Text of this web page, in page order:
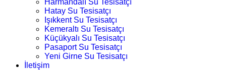
Harmandalı Su Tesisatçı
Hatay Su Tesisatçı
Işıkkent Su Tesisatçı
Kemeraltı Su Tesisatçı
Küçükyalı Su Tesisatçı
Pasaport Su Tesisatçı
Yeni Girne Su Tesisatçı
İletişim